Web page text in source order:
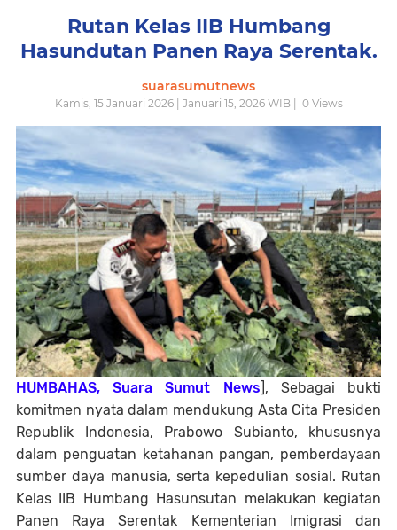
Rutan Kelas IIB Humbang
Hasundutan Panen Raya Serentak.
suarasumutnews
Kamis, 15 Januari 2026 | Januari 15, 2026 WIB | 0Views
HUMBAHAS, Suara Sumut News], Sebagai bukti
komitmen nyata dalam mendukung Asta Cita Presiden
Republik Indonesia, Prabowo Subianto, khususnya
dalam penguatan ketahanan pangan, pemberdayaan
sumber daya manusia, serta kepedulian sosial. Rutan
Kelas IIB Humbang Hasunsutan melakukan kegiatan
Panen Raya Serentak Kementerian Imigrasi dan